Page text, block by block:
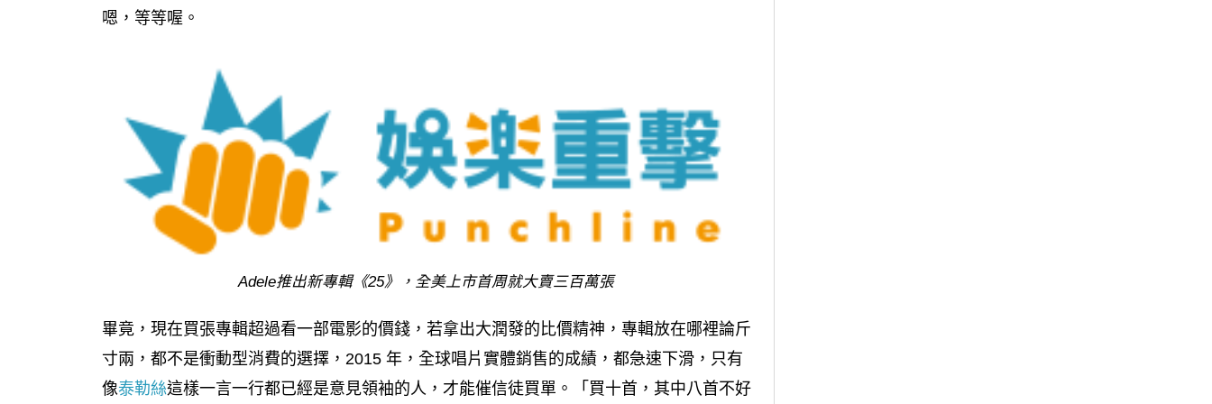
嗯，等等喔。
Adele推出新專輯《25》，全美上市首周就大賣三百萬張
畢竟，現在買張專輯超過看一部電影的價錢，若拿出大潤發的比價精神，專輯放在哪裡論斤
寸兩，都不是衝動型消費的選擇，2015 年，全球唱片實體銷售的成績，都急速下滑，只有
像泰勒絲這樣一言一行都已經是意見領袖的人，才能催信徒買單。「買十首，其中八首不好